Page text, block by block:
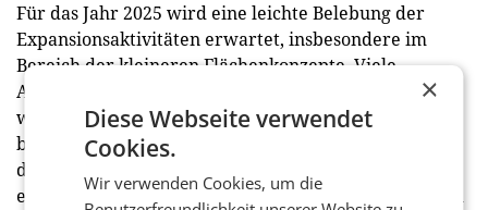
Für das Jahr 2025 wird eine leichte Belebung der
Expansionsaktivitäten erwartet, insbesondere im
Bereich der kleineren Flächenkonzepte. Viele
Anbieter im Luxusbereich, vor allem Monobrands,
wollen in Wien Fuß fassen und positionieren sich
bereits strategisch für die Zukunft. Gleichzeitig sind
die Eigentümer gefordert, vermehrt Kompromisse
einzugehen, um die Attraktivität ihrer Mietflächen zu
×
Diese Webseite verwendet
Cookies.
Wir verwenden Cookies, um die